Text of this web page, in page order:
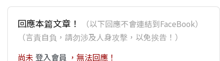
回應本篇文章！
（以下回應不會連結到FaceBook）
（言責自負，請勿涉及人身攻擊，以免挨告！）
尚未 登入會員 ，無法回應！